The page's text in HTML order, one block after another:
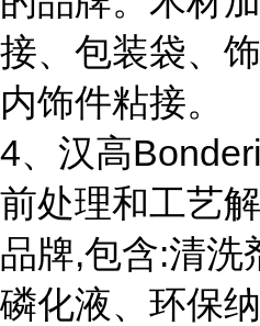
接、包装袋、
内饰件粘接。
4、汉高
前处理和工艺
品牌,包含:清洗
磷化液、环保